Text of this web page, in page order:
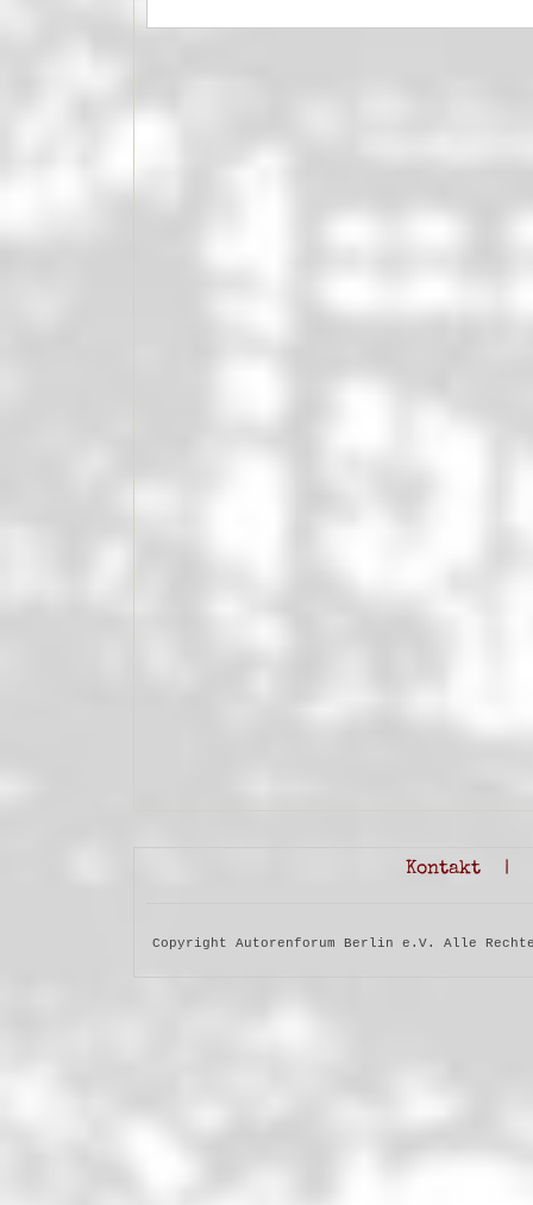
Kontakt |
Copyright Autorenforum Berlin e.V. Alle